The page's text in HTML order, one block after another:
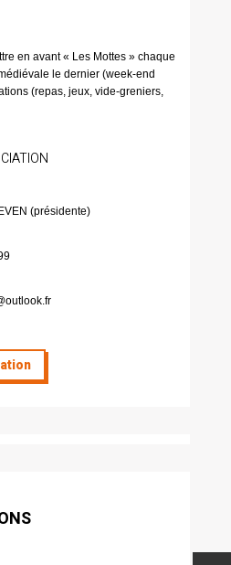
en avant « Les Mottes » chaque
le dernier (week-end
(repas, jeux, vide-greniers,
(présidente)